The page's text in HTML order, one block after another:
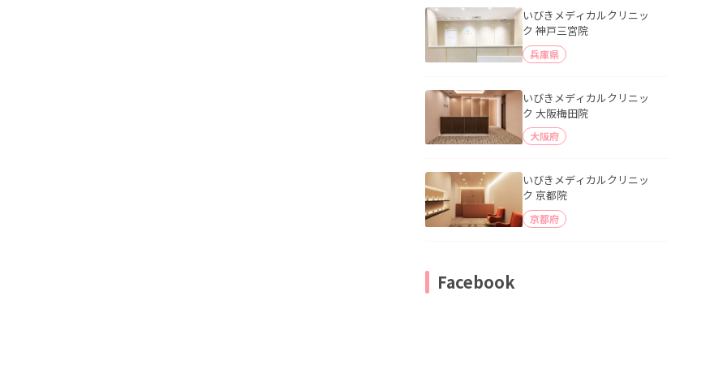
いびきメディカルクリニッ
ク 神戸三宮院
兵庫県
いびきメディカルクリニッ
ク 大阪梅田院
大阪府
いびきメディカルクリニッ
ク 京都院
京都府
Facebook